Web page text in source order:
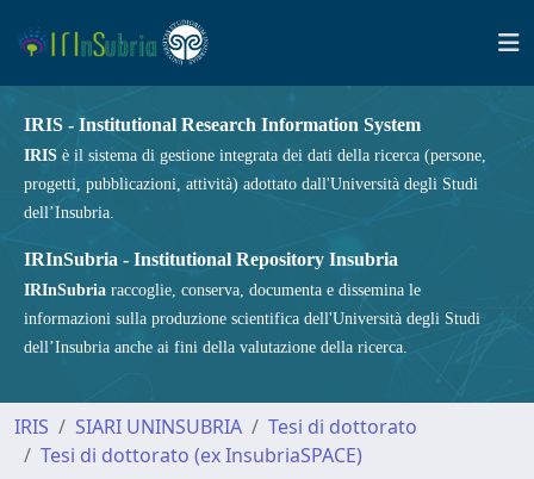
IRIS - Institutional Research Information System
IRIS è il sistema di gestione integrata dei dati della ricerca (persone,
progetti, pubblicazioni, attività) adottato dall'Università degli Studi
dell’Insubria.
IRInSubria - Institutional Repository Insubria
IRInSubria raccoglie, conserva, documenta e dissemina le
informazioni sulla produzione scientifica dell'Università degli Studi
dell’Insubria anche ai fini della valutazione della ricerca.
IRIS SIARI UNINSUBRIA
Tesi di dottorato
Tesi di dottorato (ex InsubriaSPACE)